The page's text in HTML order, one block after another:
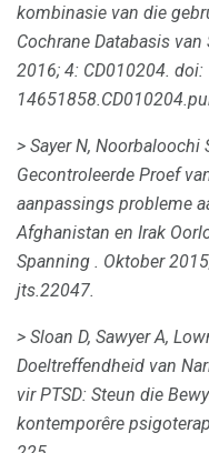
kombinasie van die
Cochrane Databasis
2016; 4: CD010204. doi:
> Sayer N, Noorbaloochi
Gecontroleerde Proef
aanpassings probleme
Afghanistan en Irak
Spanning . Oktober
jts.22047.
> Sloan D, Sawyer A,
Doeltreffendheid van
vir PTSD: Steun die
kontemporêre